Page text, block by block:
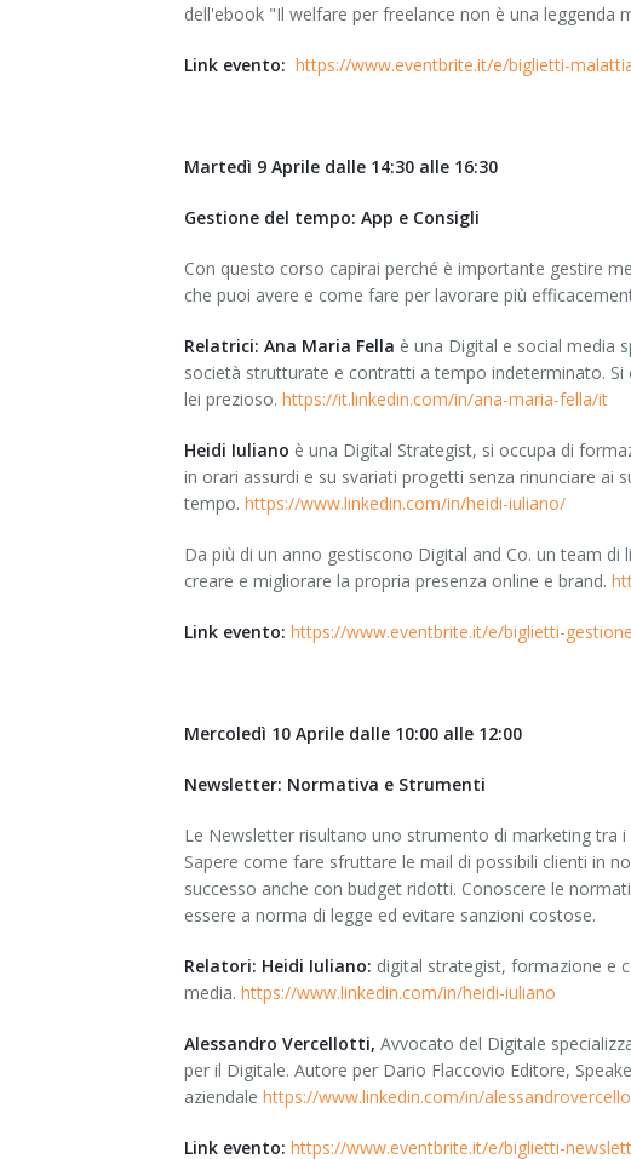
dell'ebook "Il welfare per freelance non è una leggenda
Link evento: https://www.eventbrite.it/e/biglietti-
Martedì 9 Aprile dalle 14:30 alle 16:30
Gestione del tempo: App e Consigli
Con questo corso capirai perché è importante gestire
che puoi avere e come fare per lavorare più
Relatrici: Ana Maria Fella è una Digital e social media
società strutturate e contratti a tempo indeterminato.
lei prezioso. https://it.linkedin.com/in/ana-maria-fella/it
Heidi Iuliano è una Digital Strategist, si occupa di
in orari assurdi e su svariati progetti senza rinunciare ai
tempo. https://www.linkedin.com/in/heidi-iuliano/
Da più di un anno gestiscono Digital and Co. un team
creare e migliorare la propria presenza online e brand.
Link evento: https://www.eventbrite.it/e/biglietti-
Mercoledì 10 Aprile dalle 10:00 alle 12:00
Newsletter: Normativa e Strumenti
Le Newsletter risultano uno strumento di marketing tra
Sapere come fare sfruttare le mail di possibili clienti in
successo anche con budget ridotti. Conoscere le
essere a norma di legge ed evitare sanzioni costose.
Relatori: Heidi Iuliano: digital strategist, formazione e
media. https://www.linkedin.com/in/heidi-iuliano
Alessandro Vercellotti, Avvocato del Digitale
per il Digitale. Autore per Dario Flaccovio Editore,
aziendale https://www.linkedin.com/in/
Link evento: https://www.eventbrite.it/e/biglietti-